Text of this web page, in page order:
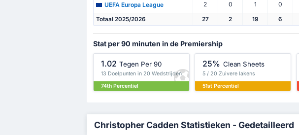
UEFA Europa League 2 0 1 0
Totaal 2025/2026 27 2 19 6
Stat per 90 minuten in de Premiership
1.02 Tegen Per 90
13 Doelpunten in 20 Wedstrijden
74th Percentiel
25% Clean Sheets
5 / 20 Zuivere lakens
51st Percentiel
Christopher Cadden Statistieken - Gedetailleerd